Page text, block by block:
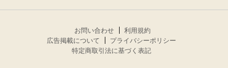
お問い合わせ
利用規約
広告掲載について
プライバシーポリシー
特定商取引法に基づく表記